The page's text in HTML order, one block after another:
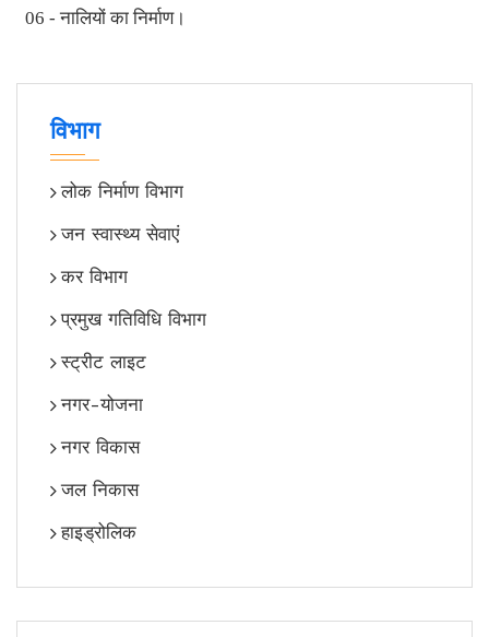
06 - नालियों का निर्माण।
विभाग
लोक निर्माण विभाग
जन स्वास्थ्य सेवाएं
कर विभाग
प्रमुख गतिविधि विभाग
स्ट्रीट लाइट
नगर-योजना
नगर विकास
जल निकास
हाइड्रोलिक